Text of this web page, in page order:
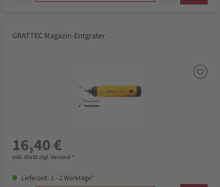
GRATTEC Magazin-Entgrater
16,40 €
inkl. MwSt zzgl. Versand *
Lieferzeit: 1 - 2 Werktage*